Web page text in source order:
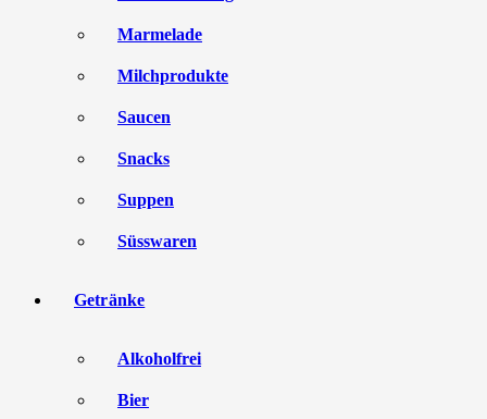
Marmelade
Milchprodukte
Saucen
Snacks
Suppen
Süsswaren
Getränke
Alkoholfrei
Bier